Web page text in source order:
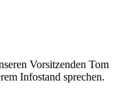
Vorsitzenden Tom
Infostand sprechen.